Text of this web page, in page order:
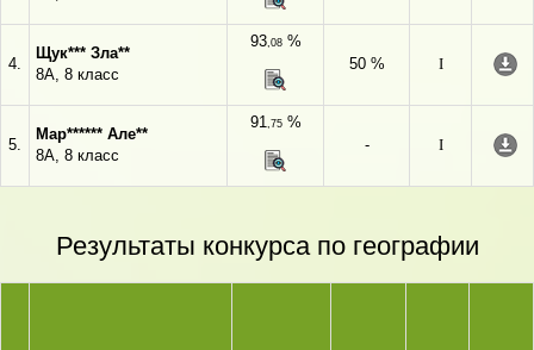
4.
Щук*** Зла**
8А, 8 класс
93,08%
50 %
I
5.
Мар****** Але**
8А, 8 класс
91,75%
-
I
Результаты конкурса по географии